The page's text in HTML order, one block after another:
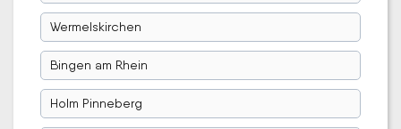
Wermelskirchen
Bingen am Rhein
Holm Pinneberg